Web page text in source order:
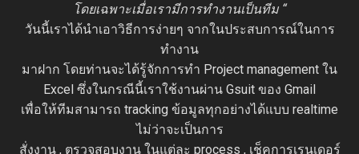
โดยเฉพาะเมื่อเรามีการทำงานเป็นทีม “
วันนี้เราได้นำเอาวิธีการง่ายๆ จากในประสบการณ์ในการ
ทำงาน
มาฝาก โดยท่านจะได้รู้จักการทำ Project management ใน
Excel ซึ่งในกรณีนี้เราใช้งานผ่าน Gsuit ของ Gmail
เพื่อให้ทีมสามารถ tracking ข้อมูลทุกอย่างได้แบบ realtime
ไม่ว่าจะเป็นการ
สั่งงาน , ตรวจสอบงาน ในแต่ละ process , เช็คการเรนเดอร์